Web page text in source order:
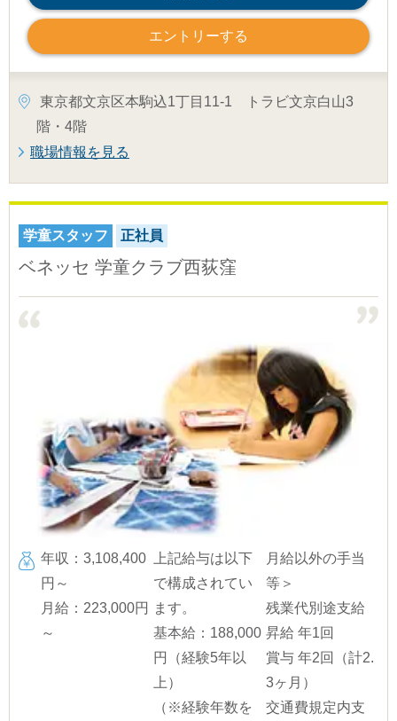
エントリーする
東京都文京区本駒込1丁目11-1 トラビ文京白山3
階・4階
職場情報を見る
学童スタッフ 正社員
ベネッセ 学童クラブ西荻窪
年収：3,108,400
円～
月給：223,000円
～
上記給与は以下
で構成されてい
ます。
基本給：188,000
円（経験5年以
上）
（※経験年数を
月給以外の手当
等＞
残業代別途支給
昇給 年1回
賞与 年2回（計2.
3ヶ月）
交通費規定内支